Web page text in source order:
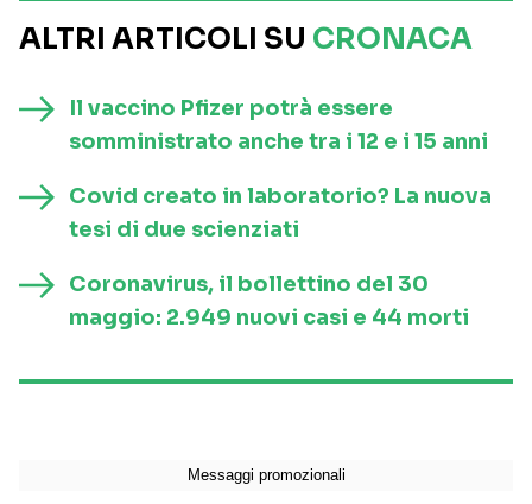
ALTRI ARTICOLI SU CRONACA
Il vaccino Pfizer potrà essere
somministrato anche tra i 12 e i 15 anni
Covid creato in laboratorio? La nuova
tesi di due scienziati
Coronavirus, il bollettino del 30
maggio: 2.949 nuovi casi e 44 morti